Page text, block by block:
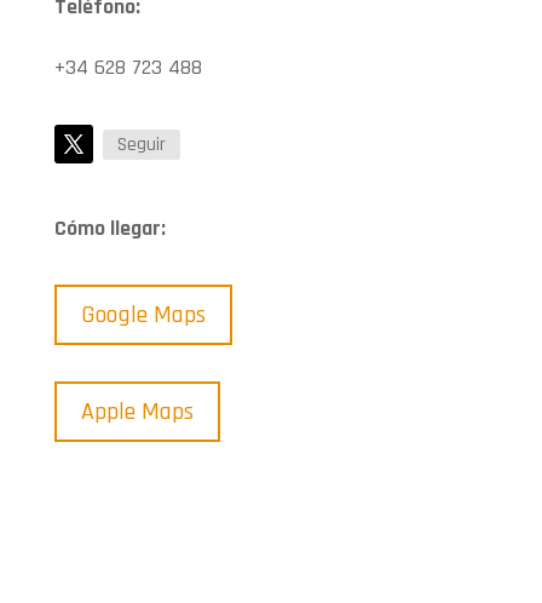
Teléfono:
+34 628 723 488
Seguir
Cómo llegar:
Google Maps
Apple Maps